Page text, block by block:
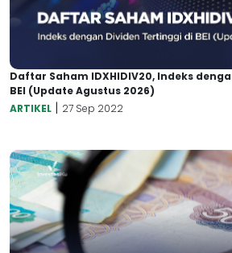
Daftar Saham IDXHIDIV20, Indeks
BEI (Update Agustus 2026)
ARTIKEL | 27 Sep 2022